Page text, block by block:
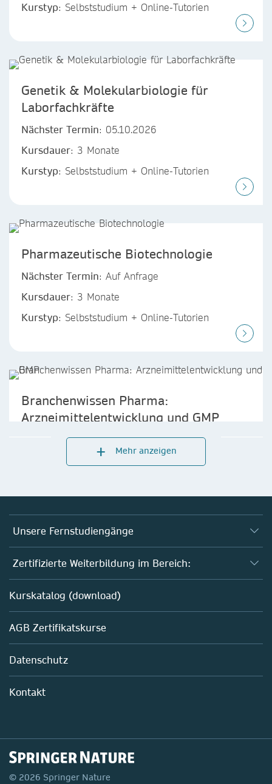
Kurstyp: Selbststudium + Online-Tutorien
Genetik & Molekularbiologie für
Laborfachkräfte
Nächster Termin: 05.10.2026
Kursdauer: 3 Monate
Kurstyp: Selbststudium + Online-Tutorien
Pharmazeutische Biotechnologie
Nächster Termin: Auf Anfrage
Kursdauer: 3 Monate
Kurstyp: Selbststudium + Online-Tutorien
Branchenwissen Pharma:
Arzneimittelentwicklung und GMP
Nächster Termin:Start jeweils zum 1. eines
Kurstyp:Selbststudium, E-Learning
Regulatory Affairs
Mehr anzeigen
Unsere Fernstudiengänge
Fernstudium Biologie
Fernstudium B. Sc. Chemie
Fernstudium M. Sc. Biotechnologie
Zertifizierte Weiterbildung im Bereich:
AZAV-geförderte Weiterbildungskurse
Biotechnologie
Chemie
Mitarbeiterführung im Labor
Kurskatalog (download)
AGB Zertifikatskurse
Datenschutz
Kontakt
© 2026 Springer Nature